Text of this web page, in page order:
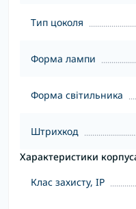
Тип цоколя
Форма лампи
Форма світильника
Штрихкод
Характеристики
Клас захисту, IP